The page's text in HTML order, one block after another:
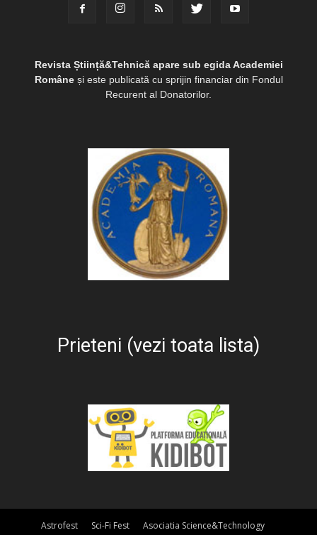
Revista Știință&Tehnică apare sub egida Academiei
Româneși este publicată cu sprijin financiar din Fondul
Recurent al Donatorilor.
Prieteni (vezi toata lista)
Astrofest Sci-Fi Fest
Asociatia Science&Technology